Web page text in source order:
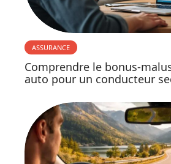
ASSURANCE
Comprendre le bonus-
auto pour un conducteur